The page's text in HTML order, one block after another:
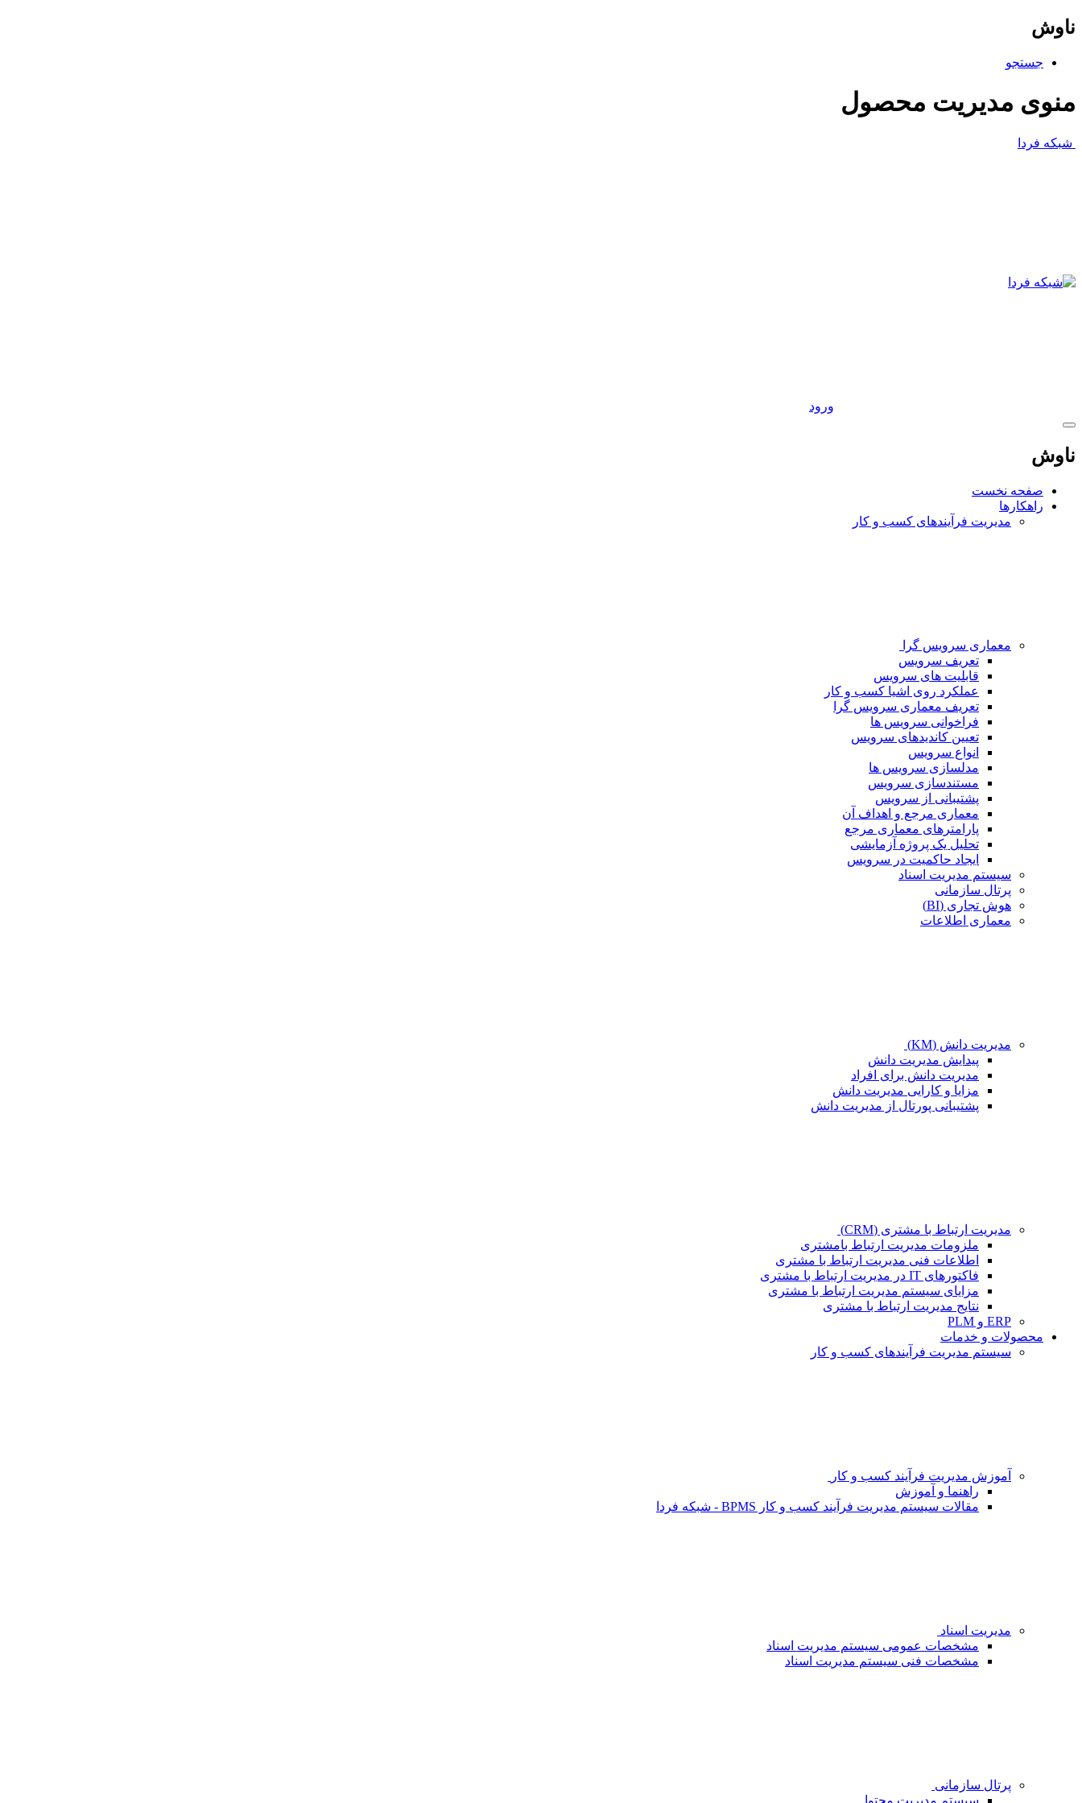
ناوش
جستجو
منوی مدیریت محصول
شبکه فردا
ورود
ناوش
صفحه نخست
راهکارها
مدیریت فرآیندهای کسب و کار
معماری سرویس گرا
تعریف سرویس
قابلیت های سرویس
عملکرد روی اشیا کسب و کار
تعریف معماری سرویس گرا
فراخوانی سرویس ها
تعیین کاندیدهای سرویس
انواع سرویس
مدلسازی سرویس ها
مستندسازی سرویس
پشتیبانی از سرویس
معماری مرجع و اهداف آن
پارامترهای معماری مرجع
تحلیل یک پروژه آزمایشی
ایجاد حاکمیت در سرویس
سیستم مدیریت اسناد
پرتال سازمانی
هوش تجاری (BI)
معماری اطلاعات
مدیریت دانش (KM)
پیدایش مدیریت دانش
مدیریت دانش برای افراد
مزایا و کارایی مدیریت دانش
پشتیبانی پورتال از مدیریت دانش
مدیریت ارتباط با مشتری (CRM)
ملزومات مدیریت ارتباط بامشتری
اطلاعات فنی مدیریت ارتباط با مشتری
فاکتورهای IT در مدیریت ارتباط با مشتری
مزایای سیستم مدیریت ارتباط با مشتری
نتایج مدیریت ارتباط با مشتری
ERP و PLM
محصولات و خدمات
سیستم مدیریت فرآیندهای کسب و کار
آموزش مدیریت فرآیند کسب و کار
راهنما و آموزش
مقالات سیستم مدیریت فرآیند کسب و کار BPMS - شبکه فردا
مدیریت اسناد
مشخصات عمومی سیستم مدیریت اسناد
مشخصات فنی سیستم مدیریت اسناد
پرتال سازمانی
سیستم مدیریت محتوا